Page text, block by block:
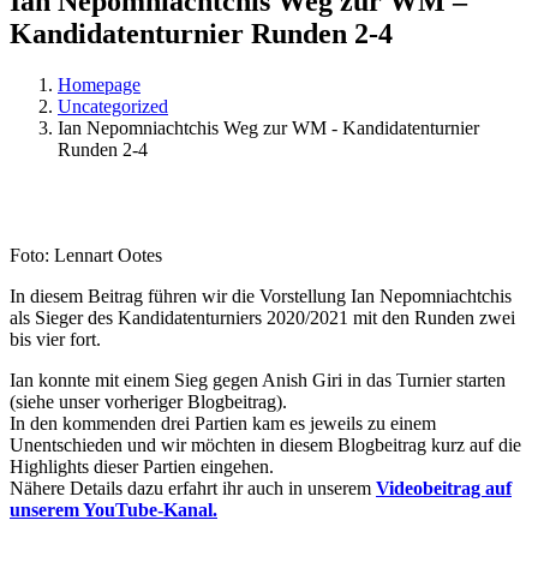
Kandidatenturnier Runden 2-4
Homepage
Uncategorized
Ian Nepomniachtchis Weg zur WM - Kandidatenturnier
Runden 2-4
Foto: Lennart Ootes
In diesem Beitrag führen wir die Vorstellung Ian Nepomniachtchis
als Sieger des Kandidatenturniers 2020/2021 mit den Runden zwei
bis vier fort.
Ian konnte mit einem Sieg gegen Anish Giri in das Turnier starten
(siehe unser vorheriger Blogbeitrag).
In den kommenden drei Partien kam es jeweils zu einem
Unentschieden und wir möchten in diesem Blogbeitrag kurz auf die
Highlights dieser Partien eingehen.
Nähere Details dazu erfahrt ihr auch in unserem Videobeitrag auf
unserem YouTube-Kanal.